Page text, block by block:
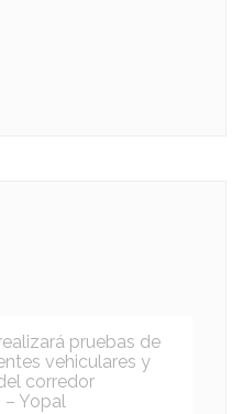
pruebas de
vehiculares y
corredor
Yopal